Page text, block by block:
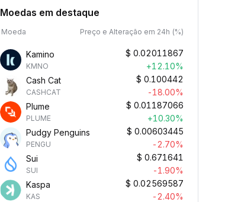
Moedas em destaque
Moeda Preço e Alteração em 24h (%)
Kamino
KMNO
$ 0.02011867
+12.10%
Cash Cat
CASHCAT
$ 0.100442
-18.00%
Plume
PLUME
$ 0.01187066
+10.30%
Pudgy Penguins
PENGU
$ 0.00603445
-2.70%
Sui
SUI
$ 0.671641
-1.90%
Kaspa
KAS
$ 0.02569587
-2.40%